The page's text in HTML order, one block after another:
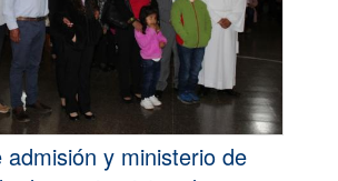
admisión y ministerio de